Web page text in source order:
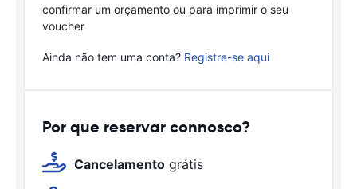
confirmar um orçamento ou para imprimir o seu
voucher
Ainda não tem uma conta? Registre-se aqui
Por que reservar connosco?
Cancelamento grátis